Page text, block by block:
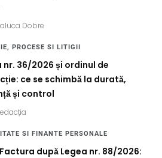
Dobre
PROCESE SI LITIGII
nr. 36/2026 și ordinul de
ce se schimbă la durată,
și control
SI FINANTE PERSONALE
după Legea nr. 88/2026: